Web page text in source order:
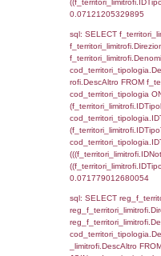
sql:
'%d/%m/
'%d/%m/
WHERE
sql:
FROM